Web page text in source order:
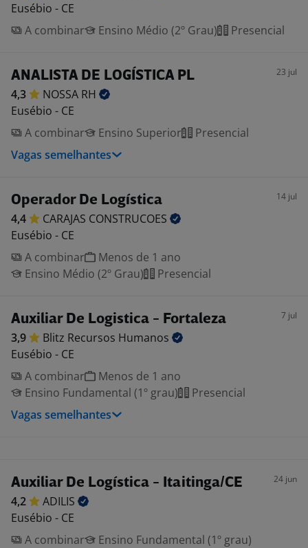
Eusébio - CE
A combinar
Ensino Médio (2º Grau) Presencial
ANALISTA DE LOGÍSTICA PL 23 jul
4,3 NOSSA RH
Eusébio - CE
A combinar
Ensino Superior
Presencial
Vagas semelhantes
Operador De Logística 14 jul
4,4 CARAJAS CONSTRUCOES
Eusébio - CE
A combinar
Menos de 1 ano
Ensino Médio (2º Grau)
Presencial
Auxiliar De Logistica - Fortaleza 7 jul
3,9 Blitz Recursos Humanos
Eusébio - CE
A combinar
Menos de 1 ano
Ensino Fundamental (1º grau)
Presencial
Vagas semelhantes
Auxiliar De Logística - Itaitinga/CE 24 jun
4,2
ADILIS
Eusébio - CE
A combinar
Ensino Fundamental (1º grau)